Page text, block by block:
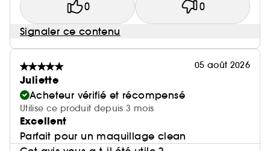
0 0
Signaler ce contenu
05 août 2026
Juliette
Acheteur vérifié et récompensé
Utilise ce produit depuis 3 mois
Excellent
Parfait pour un maquillage clean